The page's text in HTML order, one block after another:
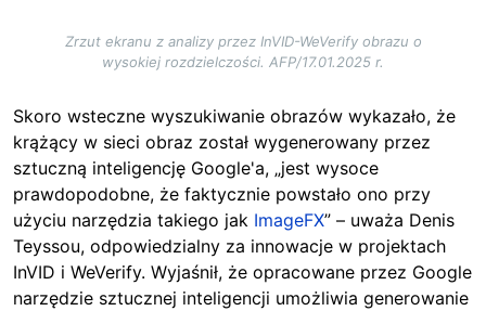
Zrzut ekranu z analizy przez InVID-WeVerify obrazu o
wysokiej rozdzielczości. AFP/17.01.2025 r.
Skoro wsteczne wyszukiwanie obrazów wykazało, że
krążący w sieci obraz został wygenerowany przez
sztuczną inteligencję Google'a, „jest wysoce
prawdopodobne, że faktycznie powstało ono przy
użyciu narzędzia takiego jak ImageFX” – uważa Denis
Teyssou, odpowiedzialny za innowacje w projektach
InVID i WeVerify. Wyjaśnił, że opracowane przez Google
narzędzie sztucznej inteligencji umożliwia generowanie